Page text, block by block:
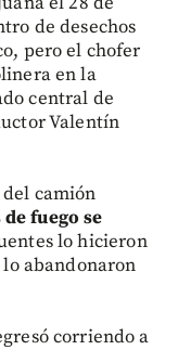
de desechos
pero el chofer
en la
central de
Valentín
camión
fuego se
lo hicieron
abandonaron
corriendo a